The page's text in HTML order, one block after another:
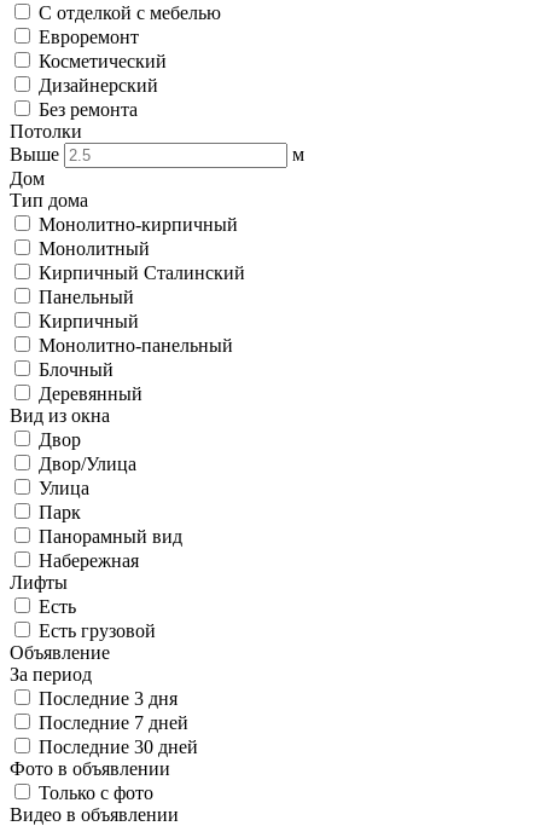
С отделкой с мебелью
Евроремонт
Косметический
Дизайнерский
Без ремонта
Потолки
Выше
м
Дом
Тип дома
Монолитно-кирпичный
Монолитный
Кирпичный Сталинский
Панельный
Кирпичный
Монолитно-панельный
Блочный
Деревянный
Вид из окна
Двор
Двор/Улица
Улица
Парк
Панорамный вид
Набережная
Лифты
Есть
Есть грузовой
Объявление
За период
Последние 3 дня
Последние 7 дней
Последние 30 дней
Фото в объявлении
Только с фото
Видео в объявлении